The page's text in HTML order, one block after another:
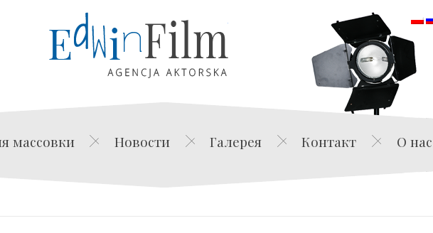
Edwin Film Agencja Aktorska
массовки Новости Галерея Контакт О нас